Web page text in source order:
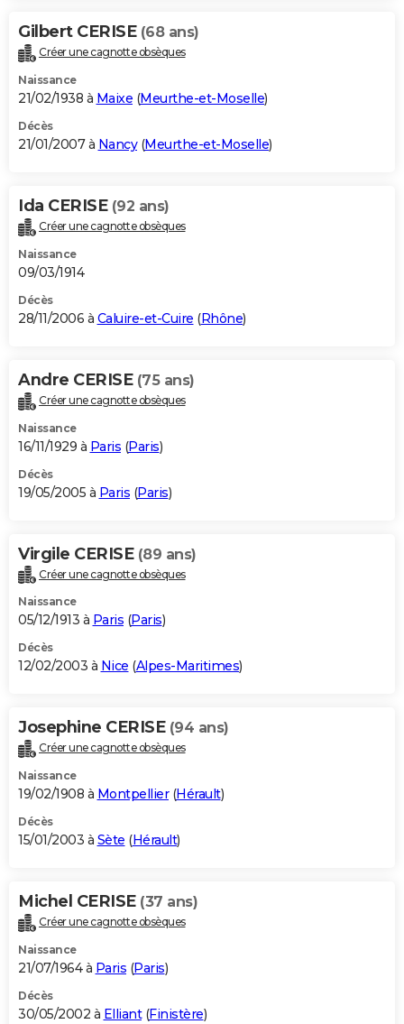
Gilbert CERISE (68 ans)
Créer une cagnotte obsèques
Naissance
21/02/1938 à Maixe (Meurthe-et-Moselle)
Décès
21/01/2007 à Nancy(Meurthe-et-Moselle)
Ida CERISE (92 ans)
Créer une cagnotte obsèques
Naissance
09/03/1914
Décès
28/11/2006 à Caluire-et-Cuire (Rhône)
Andre CERISE (75 ans)
Créer une cagnotte obsèques
Naissance
16/11/1929 à Paris (Paris)
Décès
19/05/2005 à Paris (Paris)
Virgile CERISE (89 ans)
Créer une cagnotte obsèques
Naissance
05/12/1913 à Paris (Paris)
Décès
12/02/2003 à Nice (Alpes-Maritimes)
Josephine CERISE (94 ans)
Créer une cagnotte obsèques
Naissance
19/02/1908 à Montpellier(Hérault)
Décès
15/01/2003 à Sète (Hérault)
Michel CERISE (37 ans)
Créer une cagnotte obsèques
Naissance
21/07/1964 à Paris (Paris)
Décès
30/05/2002 à Elliant(Finistère)